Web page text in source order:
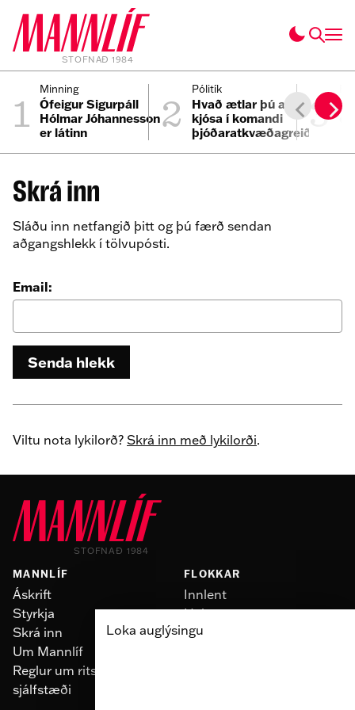
STOFNAÐ 1984
1 Minning
Ófeigur Sigurpáll
Hólmar Jóhannesson
er látinn
2 Pólitík
Hvað ætlar þú að
kjósa í komandi
þjóðaratkvæðagreiðslu?
3
Skrá inn
Sláðu inn netfangið þitt og þú færð sendan
aðgangshlekk í tölvupósti.
Email:
Senda hlekk
Viltu nota lykilorð? Skrá inn með lykilorði.
STOFNAÐ 1984
MANNLÍF
Áskrift
Styrkja
Skrá inn
Um Mannlíf
Reglur um ritstjórnarlegt
sjálfstæði
FLOKKAR
Innlent
Heimur
Slúður
Loka auglýsingu